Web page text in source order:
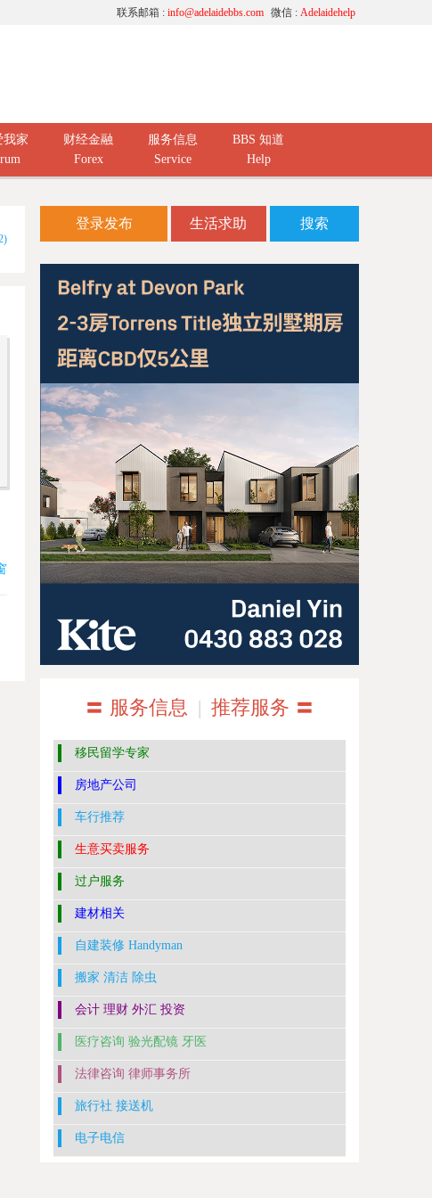
微信 : Adelaidehelp
联系邮箱 : info@adelaidebbs.com
我家
财经金融
Forex
服务信息
Service
BBS 知道
Help
)
登录发布 生活求助 搜索
〓 服务信息 | 推荐服务 〓
移民留学专家
房地产公司
车行推荐
生意买卖服务
过户服务
建材相关
自建装修 Handyman
搬家 清洁 除虫
会计 理财 外汇 投资
医疗咨询 验光配镜 牙医
法律咨询 律师事务所
旅行社 接送机
电子电信